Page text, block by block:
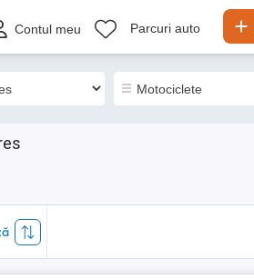
Contul meu Parcuri auto